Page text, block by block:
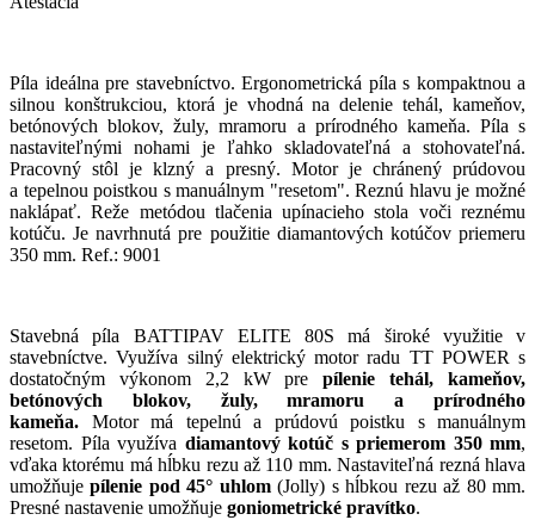
Píla ideálna pre stavebníctvo. Ergonometrická píla s kompaktnou a
silnou konštrukciou, ktorá je vhodná na delenie tehál, kameňov,
betónových blokov, žuly, mramoru a prírodného kameňa. Píla s
nastaviteľnými nohami je ľahko skladovateľná a stohovateľná.
Pracovný stôl je klzný a presný. Motor je chránený prúdovou
a tepelnou poistkou s manuálnym "resetom". Reznú hlavu je možné
naklápať. Reže metódou tlačenia upínacieho stola voči reznému
kotúču. Je navrhnutá pre použitie diamantových kotúčov priemeru
350 mm. Ref.: 9001
Stavebná píla BATTIPAV ELITE 80S má široké využitie v
stavebníctve. Využíva silný elektrický motor radu TT POWER s
dostatočným výkonom 2,2 kW prepílenie tehál, kameňov,
betónových blokov, žuly, mramoru a prírodného
kameňa. Motor má tepelnú a prúdovú poistku s manuálnym
resetom. Píla využíva diamantový kotúč s priemerom 350 mm,
vďaka ktorému má hĺbku rezu až 110 mm. Nastaviteľná rezná hlava
umožňujepílenie pod 45° uhlom(Jolly) s hĺbkou rezu až 80 mm.
Presné nastavenie umožňuje goniometrické pravítko.